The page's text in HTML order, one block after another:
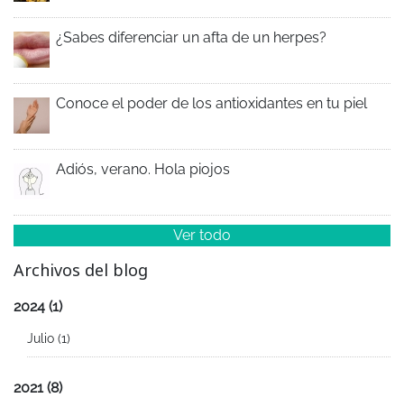
¿Sabes diferenciar un afta de un herpes?
Conoce el poder de los antioxidantes en tu piel
Adiós, verano. Hola piojos
Ver todo
Archivos del blog
2024 (1)
Julio (1)
2021(8)